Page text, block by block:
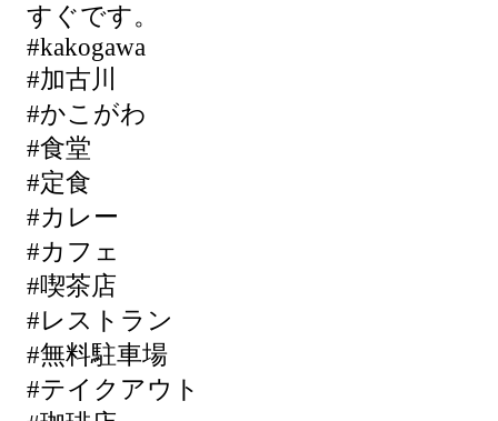
すぐです。
#kakogawa
#加古川
#かこがわ
#食堂
#定食
#カレー
#カフェ
#喫茶店
#レストラン
#無料駐車場
#テイクアウト